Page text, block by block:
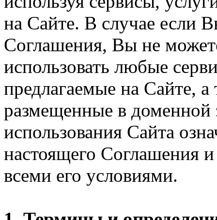
на Сайте. В случае если
Соглашения, Вы не
использовать любые
предлагаемые на Сайте,
размещенные в доменной
использования Сайта
настоящего Соглашения
всеми его условиями.